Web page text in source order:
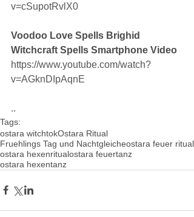
v=cSupotRvlX0
Voodoo Love Spells Brighid
Witchcraft Spells Smartphone Video
https://www.youtube.com/watch?
v=AGknDIpAqnE
..
Tags:
ostara witchtokOstara Ritual
Fruehlings Tag und Nachtgleicheostara feuer ritual
ostara hexenritualostara feuertanz
ostara hexentanz